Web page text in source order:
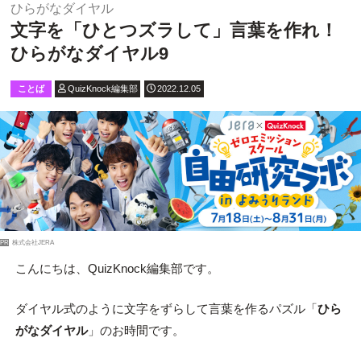
ひらがなダイヤル
文字を「ひとつズラして」言葉を作れ！
ひらがなダイヤル9
ことば QuizKnock編集部 2022.12.05
PR 株式会社JERA
こんにちは、QuizKnock編集部です。
ダイヤル式のように文字をずらして言葉を作るパズル「ひら
がなダイヤル」のお時間です。